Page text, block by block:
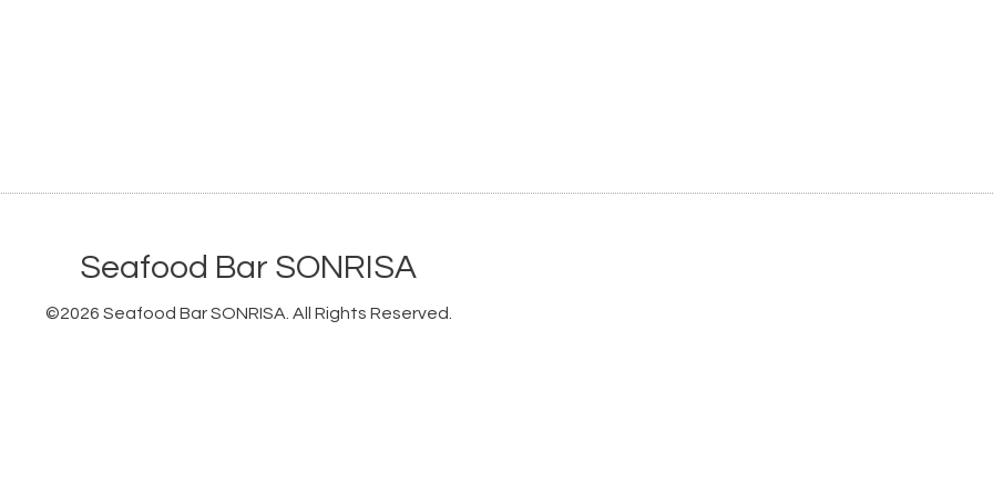
Seafood Bar SONRISA
©2026 Seafood Bar SONRISA . All Rights Reserved.